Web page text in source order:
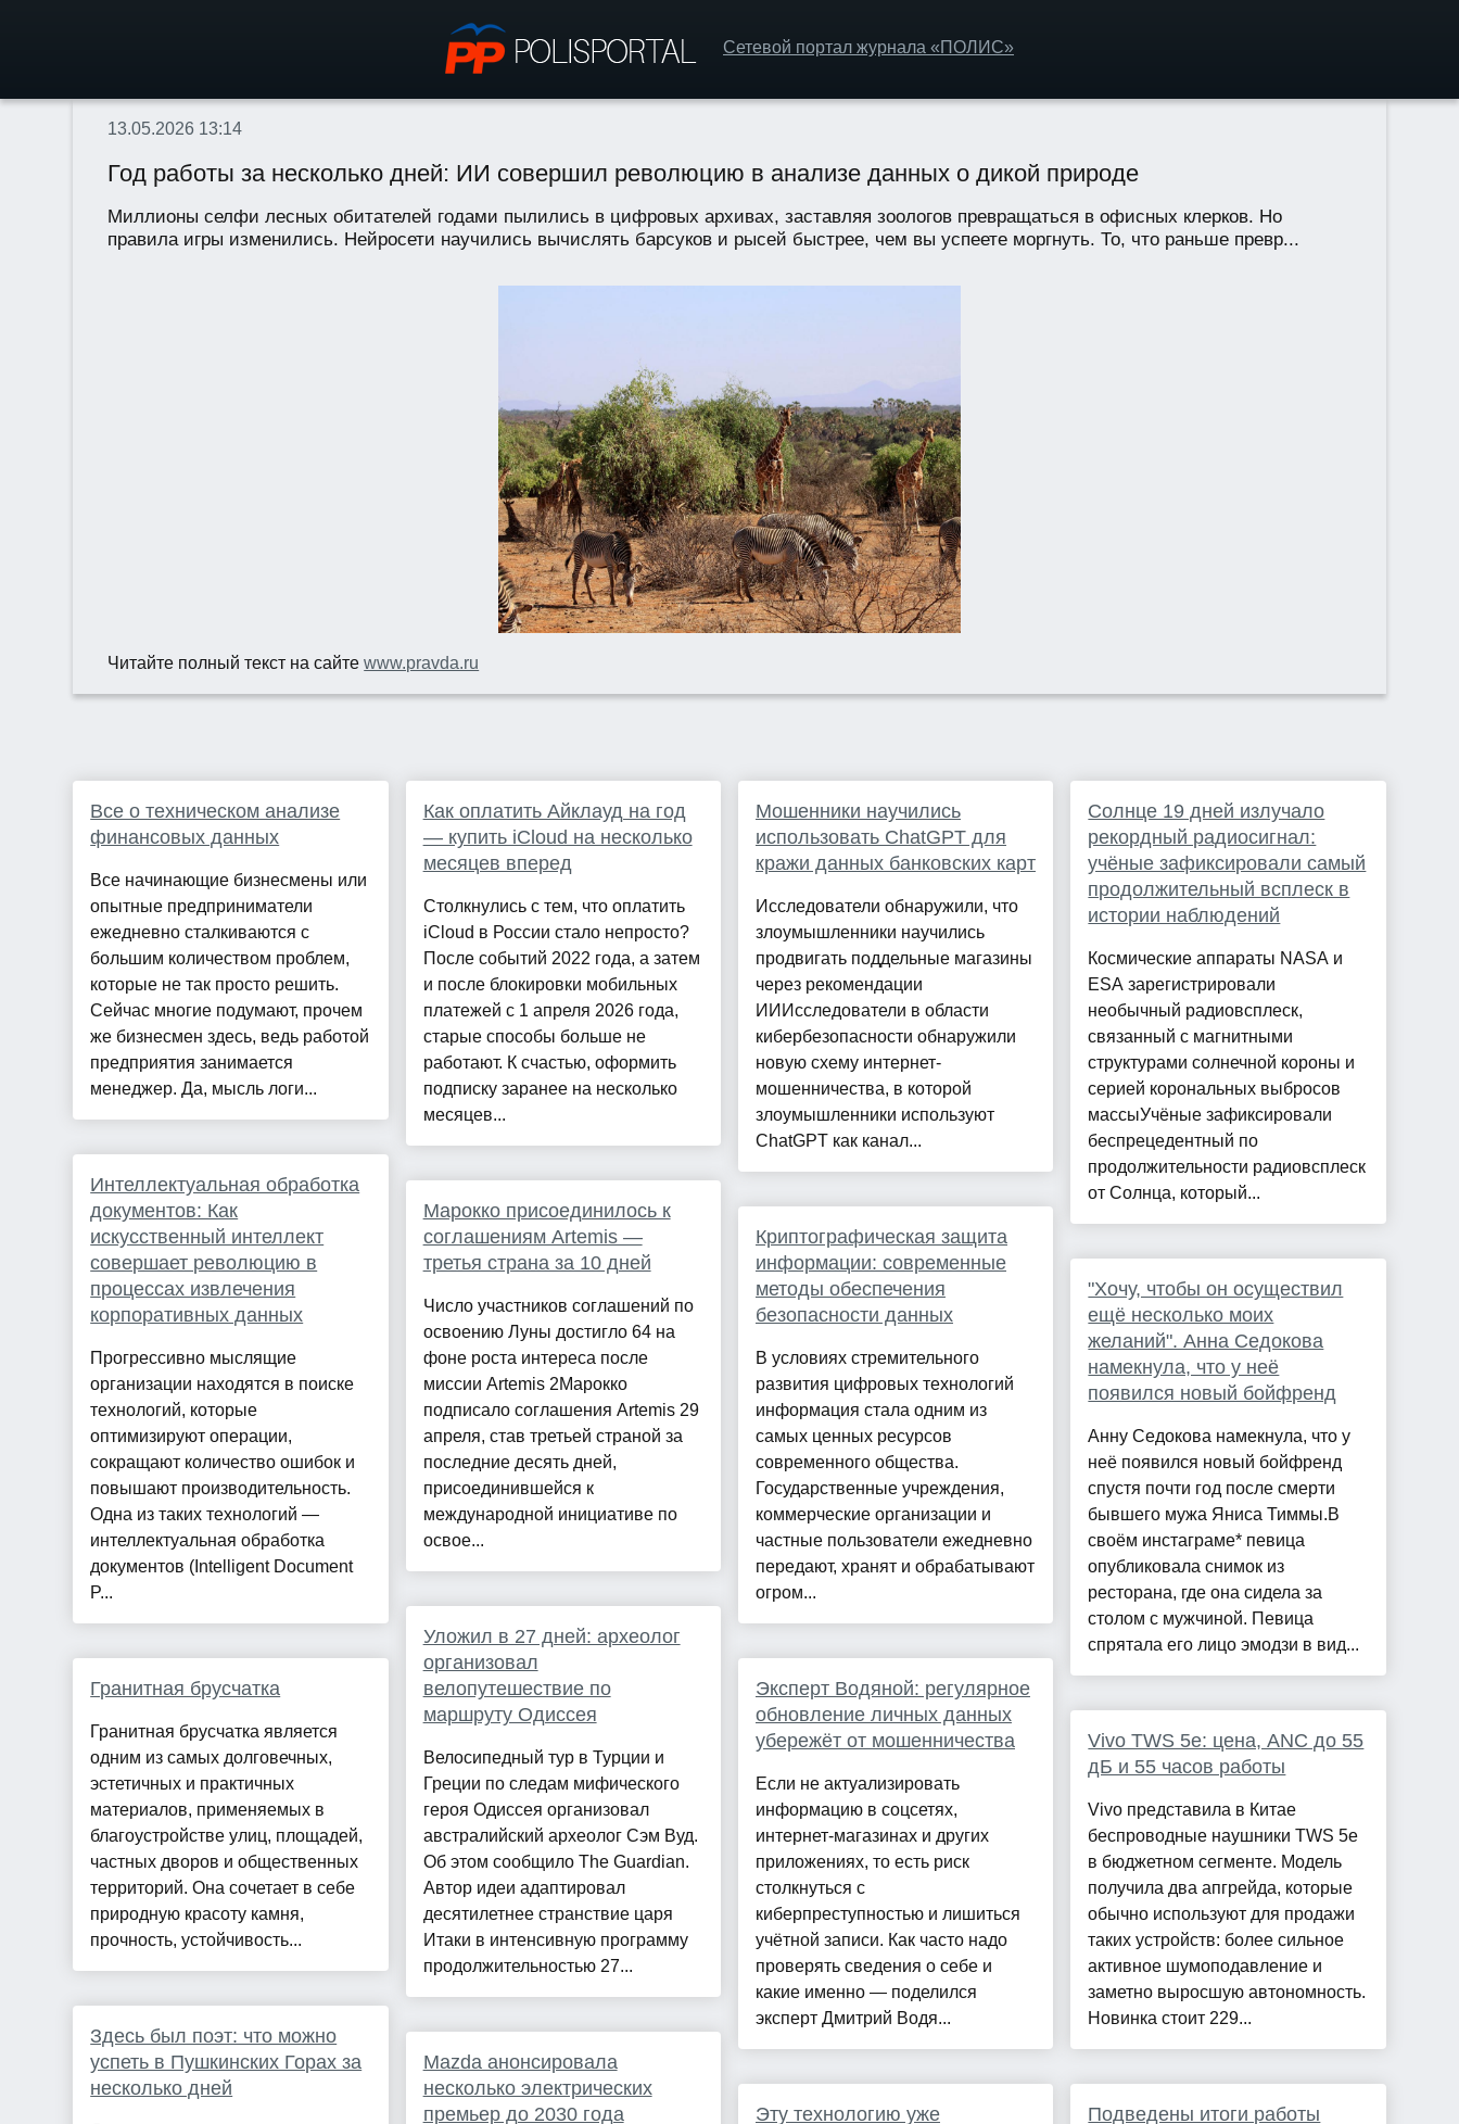
Сетевой портал журнала «ПОЛИС»
13.05.2026 13:14
Год работы за несколько дней: ИИ совершил революцию в анализе данных о дикой природе
Миллионы селфи лесных обитателей годами пылились в цифровых архивах, заставляя зоологов превращаться в офисных клерков. Но
правила игры изменились. Нейросети научились вычислять барсуков и рысей быстрее, чем вы успеете моргнуть. То, что раньше превр...
Читайте полный текст на сайтеwww.pravda.ru
Все о техническом анализе
финансовых данных
Все начинающие бизнесмены или
опытные предприниматели
ежедневно сталкиваются с
большим количеством проблем,
которые не так просто решить.
Сейчас многие подумают, прочем
же бизнесмен здесь, ведь работой
предприятия занимается
менеджер. Да, мысль логи...
Интеллектуальная обработка
документов: Как
искусственный интеллект
совершает революцию в
процессах извлечения
корпоративных данных
Прогрессивно мыслящие
организации находятся в поиске
технологий, которые
оптимизируют операции,
сокращают количество ошибок и
повышают производительность.
Одна из таких технологий —
интеллектуальная обработка
документов (Intelligent Document
P...
Гранитная брусчатка
Гранитная брусчатка является
одним из самых долговечных,
эстетичных и практичных
материалов, применяемых в
благоустройстве улиц, площадей,
частных дворов и общественных
территорий. Она сочетает в себе
природную красоту камня,
прочность, устойчивость...
Здесь был поэт: что можно
успеть в Пушкинских Горах за
несколько дней
Как оплатить Айклауд на год
— купить iCloud на несколько
месяцев вперед
Столкнулись с тем, что оплатить
iCloud в России стало непросто?
После событий 2022 года, а затем
и после блокировки мобильных
платежей с 1 апреля 2026 года,
старые способы больше не
работают. К счастью, оформить
подписку заранее на несколько
месяцев...
Марокко присоединилось к
соглашениям Artemis —
третья страна за 10 дней
Число участников соглашений по
освоению Луны достигло 64 на
фоне роста интереса после
миссии Artemis 2Марокко
подписало соглашения Artemis 29
апреля, став третьей страной за
последние десять дней,
присоединившейся к
международной инициативе по
освое...
Уложил в 27 дней: археолог
организовал
велопутешествие по
маршруту Одиссея
Велосипедный тур в Турции и
Греции по следам мифического
героя Одиссея организовал
австралийский археолог Сэм Вуд.
Об этом сообщило The Guardian.
Автор идеи адаптировал
десятилетнее странствие царя
Итаки в интенсивную программу
продолжительностью 27...
Mazda анонсировала
несколько электрических
премьер до 2030 года
Мошенники научились
использовать ChatGPT для
кражи данных банковских карт
Исследователи обнаружили, что
злоумышленники научились
продвигать поддельные магазины
через рекомендации
ИИИсследователи в области
кибербезопасности обнаружили
новую схему интернет-
мошенничества, в которой
злоумышленники используют
ChatGPT как канал...
Криптографическая защита
информации: современные
методы обеспечения
безопасности данных
В условиях стремительного
развития цифровых технологий
информация стала одним из
самых ценных ресурсов
современного общества.
Государственные учреждения,
коммерческие организации и
частные пользователи ежедневно
передают, хранят и обрабатывают
огром...
Эксперт Водяной: регулярное
обновление личных данных
убережёт от мошенничества
Если не актуализировать
информацию в соцсетях,
интернет-магазинах и других
приложениях, то есть риск
столкнуться с
киберпреступностью и лишиться
учётной записи. Как часто надо
проверять сведения о себе и
какие именно — поделился
эксперт Дмитрий Водя...
Эту технологию уже
Солнце 19 дней излучало
рекордный радиосигнал:
учёные зафиксировали самый
продолжительный всплеск в
истории наблюдений
Космические аппараты NASA и
ESA зарегистрировали
необычный радиовсплеск,
связанный с магнитными
структурами солнечной короны и
серией корональных выбросов
массыУчёные зафиксировали
беспрецедентный по
продолжительности радиовсплеск
от Солнца, который...
"Хочу, чтобы он осуществил
ещё несколько моих
желаний". Анна Седокова
намекнула, что у неё
появился новый бойфренд
Анну Седокова намекнула, что у
неё появился новый бойфренд
спустя почти год после смерти
бывшего мужа Яниса Тиммы.В
своём инстаграме* певица
опубликовала снимок из
ресторана, где она сидела за
столом с мужчиной. Певица
спрятала его лицо эмодзи в вид...
Vivo TWS 5e: цена, ANC до 55
дБ и 55 часов работы
Vivo представила в Китае
беспроводные наушники TWS 5e
в бюджетном сегменте. Модель
получила два апгрейда, которые
обычно используют для продажи
таких устройств: более сильное
активное шумоподавление и
заметно выросшую автономность.
Новинка стоит 229...
Подведены итоги работы